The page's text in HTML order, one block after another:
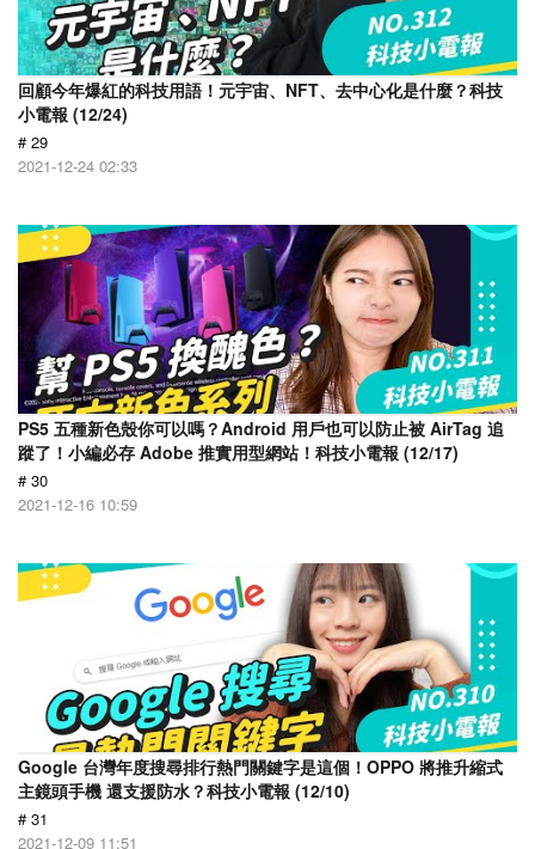
回顧今年爆紅的科技用語！元宇宙、NFT、去中心化是什麼？科技
小電報 (12/24)
# 29
2021-12-24 02:33
PS5 五種新色殼你可以嗎？Android 用戶也可以防止被 AirTag 追
蹤了！小編必存 Adobe 推實用型網站！科技小電報 (12/17)
# 30
2021-12-16 10:59
Google 台灣年度搜尋排行熱門關鍵字是這個！OPPO 將推升縮式
主鏡頭手機 還支援防水？科技小電報 (12/10)
# 31
2021-12-09 11:51